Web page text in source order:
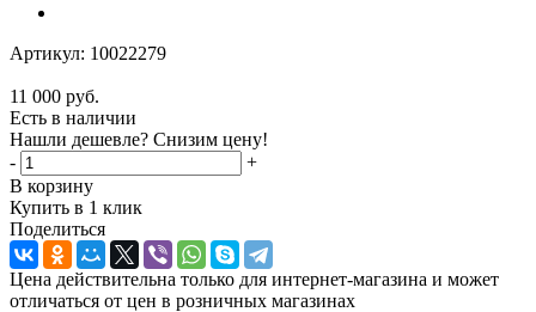
Артикул: 10022279
11 000 руб.
Есть в наличии
Нашли дешевле? Снизим цену!
-
+
В корзину
Купить в 1 клик
Поделиться
Цена действительна только для интернет-магазина и может
отличаться от цен в розничных магазинах